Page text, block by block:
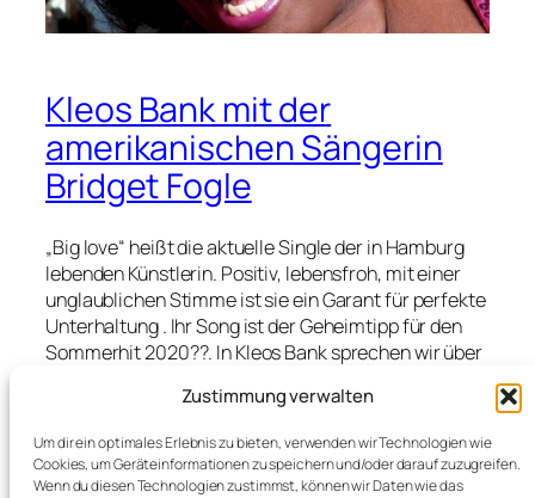
Zustimmung verwalten
Um dir ein optimales Erlebnis zu bieten, verwenden wir Technologien wie
Cookies, um Geräteinformationen zu speichern und/oder darauf zuzugreifen.
Wenn du diesen Technologien zustimmst, können wir Daten wie das
Kleos Bank mit der
amerikanischen Sängerin
Bridget Fogle
„Big love“ heißt die aktuelle Single der in Hamburg
lebenden Künstlerin. Positiv, lebensfroh, mit einer
unglaublichen Stimme ist sie ein Garant für perfekte
Unterhaltung . Ihr Song ist der Geheimtipp für den
Sommerhit 2020??. In Kleos Bank sprechen wir über
Lage in Amerika sagt und wie es ihr als Künstlerin
geht. Kennengelernt habe ich Bridget während ihres
Engagements im Spiegelpalast in Augsburg, wo sie
ihren Song „Big Love“, u.a. ein Appell für mehr Liebe,